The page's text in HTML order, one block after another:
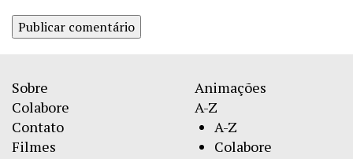
Sobre
Colabore
Contato
Filmes
Animações
A-Z
A-Z
Colabore